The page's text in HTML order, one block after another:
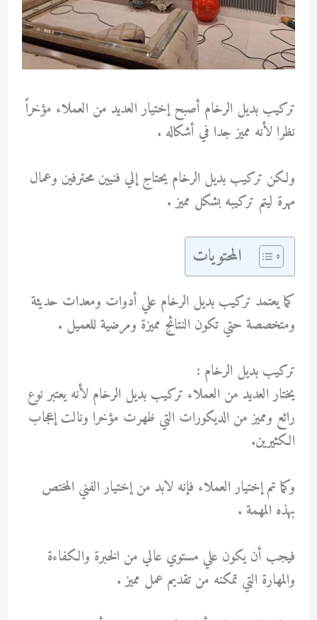
تركيب بديل الرخام أصبح إختيار العديد من العملاء مؤخراً
نظرا لأنه مميز جدا في أشكاله .
ولكن تركيب بديل الرخام يحتاج إلي فنيين محترفين وعمال
مهرة ليتم تركيبه بشكل مميز .
المحتويات
كما يعتمد تركيب بديل الرخام علي أدوات ومعدات حديثة
ومتخصصة حتي تكون النتائج مميزة ومرضية للعميل .
تركيب بديل الرخام :
يختار العديد من العملاء تركيب بديل الرخام لأنه يعتبر نوع
رائع ومميز من الديكورات التي ظهرت مؤخرا ونالت إعجاب
الكثيرين.
وكما تم إختيار العملاء فإنه لابد من إختيار الفني المختص
بهذه المهمة .
فيجب أن يكون علي مستوي عالي من الخبرة والكفاءة
والمهارة التي تمكنه من تقديم عمل مميز .